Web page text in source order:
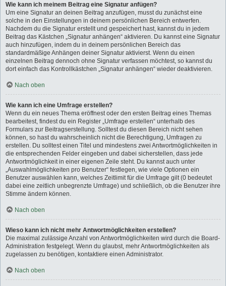
Wie kann ich meinem Beitrag eine Signatur anfügen?
Um eine Signatur an deinen Beitrag anzufügen, musst du zunächst eine
solche in den Einstellungen in deinem persönlichen Bereich entwerfen.
Nachdem du die Signatur erstellt und gespeichert hast, kannst du in jedem
Beitrag das Kästchen „Signatur anhängen“ aktivieren. Du kannst eine Signatur
auch hinzufügen, indem du in deinem persönlichen Bereich das
standardmäßige Anhängen deiner Signatur aktivierst. Wenn du einen
einzelnen Beitrag dennoch ohne Signatur verfassen möchtest, so kannst du
dort einfach das Kontrollkästchen „Signatur anhängen“ wieder deaktivieren.
Nach oben
Wie kann ich eine Umfrage erstellen?
Wenn du ein neues Thema eröffnest oder den ersten Beitrag eines Themas
bearbeitest, findest du ein Register „Umfrage erstellen“ unterhalb des
Formulars zur Beitragserstellung. Solltest du diesen Bereich nicht sehen
können, so hast du wahrscheinlich nicht die Berechtigung, Umfragen zu
erstellen. Du solltest einen Titel und mindestens zwei Antwortmöglichkeiten in
die entsprechenden Felder eingeben und dabei sicherstellen, dass jede
Antwortmöglichkeit in einer eigenen Zeile steht. Du kannst auch unter
„Auswahlmöglichkeiten pro Benutzer“ festlegen, wie viele Optionen ein
Benutzer auswählen kann, welches Zeitlimit für die Umfrage gilt (0 bedeutet
dabei eine zeitlich unbegrenzte Umfrage) und schließlich, ob die Benutzer ihre
Stimme ändern können.
Nach oben
Wieso kann ich nicht mehr Antwortmöglichkeiten erstellen?
Die maximal zulässige Anzahl von Antwortmöglichkeiten wird durch die Board-
Administration festgelegt. Wenn du glaubst, mehr Antwortmöglichkeiten als
zugelassen zu benötigen, kontaktiere einen Administrator.
Nach oben